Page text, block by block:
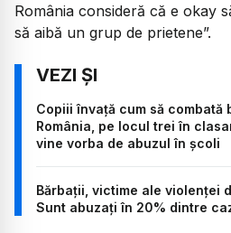
România consideră că e okay
să aibă un grup de prietene”.
Copiii învață cum să combată
România, pe locul trei în
vine vorba de abuzul în școli
Bărbații, victime ale violenței
Sunt abuzați în 20% dintre